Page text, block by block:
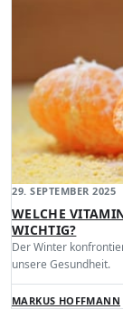
29. SEPTEMBER 2025
WELCHE
WICHTIG?
Der Winter
unsere Gesundheit.
MARKUS HOFFMANN